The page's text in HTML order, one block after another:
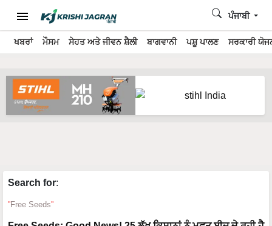
ਖਬਰਾਂ ਮੌਸਮ ਸੇਹਤ ਅਤੇ ਜੀਵਨ ਸ਼ੈਲੀ ਬਾਗਵਾਨੀ ਪਸ਼ੂ ਪਾਲਣ ਸਰਕਾਰੀ
ਪੰਜਾਬੀ
Search for:
Free Seeds